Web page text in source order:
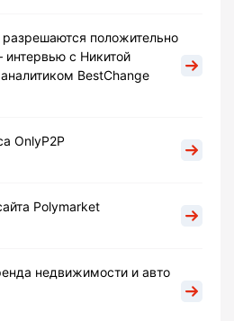
положительно
интервью с Никитой
BestChange
OnlyP2P
Polymarket
недвижимости и авто